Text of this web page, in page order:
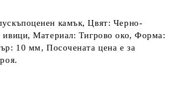
камък, Цвят: Черно-
ивици, Материал: Тигрово око, Форма:
10 мм, Посочената цена е за